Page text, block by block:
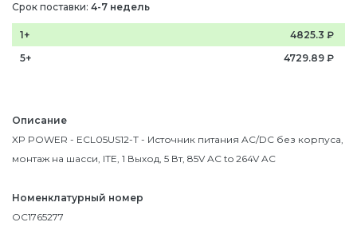
Описание
XP POWER - ECL05US12-T - Источник питания AC/DC без корпуса,
монтаж на шасси, ITE, 1 Выход, 5 Вт, 85V AC to 264V AC
Номенклатурный номер
OC1765277
Срок поставки: 4-7 недель
1+ 4825.3 ₽
5+
4729.89 ₽